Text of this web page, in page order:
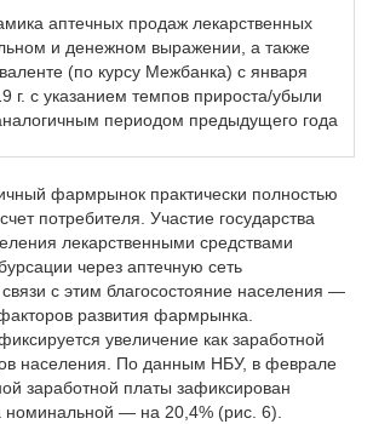
аптечных продаж лекарственных
и денежном выражении, а также
(по курсу Межбанка) с января
г. с указанием темпов прироста/убыли
периодом предыдущего года
фармрынок практически полностью
потребителя. Участие государства
лекарственными средствами
через аптечную сеть
с этим благосостояние населения —
развития фармрынка.
увеличение как заработной
населения. По данным НБУ, в феврале
заработной платы зафиксирован
номинальной — на 20,4% (рис. 6).